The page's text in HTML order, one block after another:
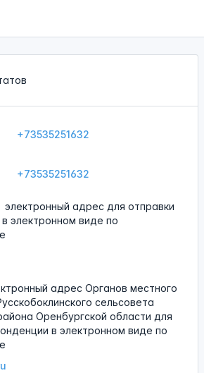
+73535251632
+73535251632
электронный адрес для отправки
электронном виде по
адрес Органов местного
сельсовета
Оренбургской области для
в электронном виде по